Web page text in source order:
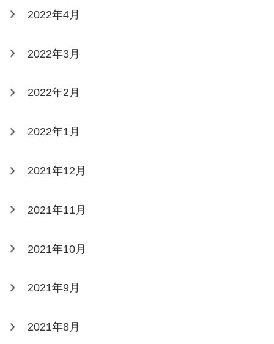
2022年4月
2022年3月
2022年2月
2022年1月
2021年12月
2021年11月
2021年10月
2021年9月
2021年8月